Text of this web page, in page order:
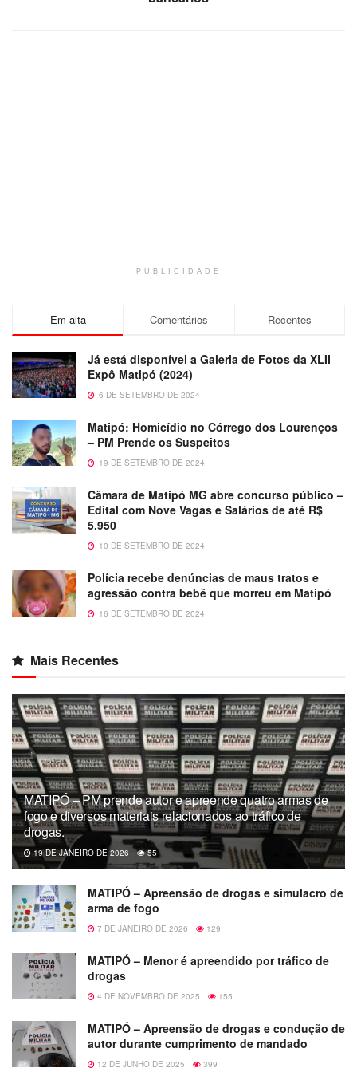
PUBLICIDADE
Em alta Comentários Recentes
Já está disponível a Galeria de Fotos da XLII
Expô Matipó (2024)
6 DE SETEMBRO DE 2024
Matipó: Homicídio no Córrego dos Lourenços
– PM Prende os Suspeitos
19 DE SETEMBRO DE 2024
Câmara de Matipó MG abre concurso público –
Edital com Nove Vagas e Salários de até R$
5.950
10 DE SETEMBRO DE 2024
Polícia recebe denúncias de maus tratos e
agressão contra bebê que morreu em Matipó
16 DE SETEMBRO DE 2024
Mais Recentes
MATIPÓ – PM prende autor e apreende quatro armas de
fogo e diversos materiais relacionados ao tráfico de
drogas.
19 DE JANEIRO DE 2026 55
MATIPÓ – Apreensão de drogas e simulacro de
arma de fogo
7 DE JANEIRO DE 2026 129
MATIPÓ – Menor é apreendido por tráfico de
drogas
4 DE NOVEMBRO DE 2025 155
MATIPÓ – Apreensão de drogas e condução de
autor durante cumprimento de mandado
12 DE JUNHO DE 2025 399